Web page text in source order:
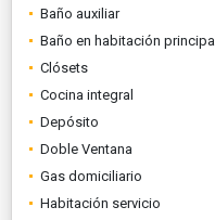
Baño auxiliar
Baño en habitación principal
Clósets
Cocina integral
Depósito
Doble Ventana
Gas domiciliario
Habitación servicio